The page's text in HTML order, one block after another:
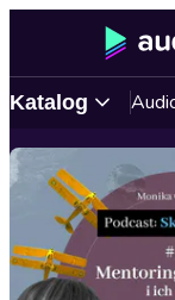
Katalog